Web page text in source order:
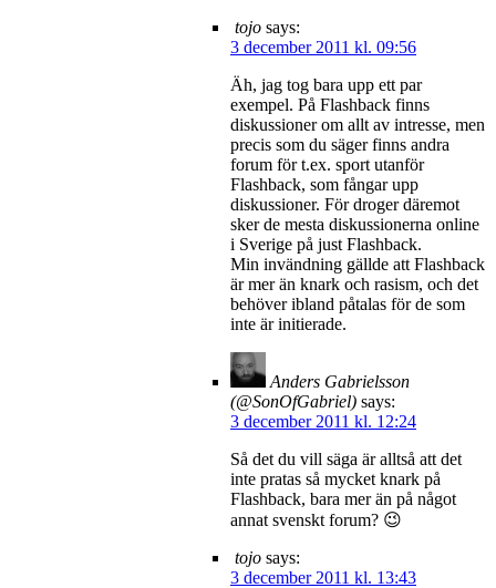
tojo says:
3 december 2011 kl. 09:56
Äh, jag tog bara upp ett par
exempel. På Flashback finns
diskussioner om allt av intresse, men
precis som du säger finns andra
forum för t.ex. sport utanför
Flashback, som fångar upp
diskussioner. För droger däremot
sker de mesta diskussionerna online
i Sverige på just Flashback.
Min invändning gällde att Flashback
är mer än knark och rasism, och det
behöver ibland påtalas för de som
inte är initierade.
Anders Gabrielsson
(@SonOfGabriel) says:
3 december 2011 kl. 12:24
Så det du vill säga är alltså att det
inte pratas så mycket knark på
Flashback, bara mer än på något
annat svenskt forum? 😉
tojo says:
3 december 2011 kl. 13:43